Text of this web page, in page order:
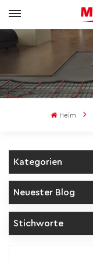
Heim
Kategorien
Neuester Blog
Stichworte